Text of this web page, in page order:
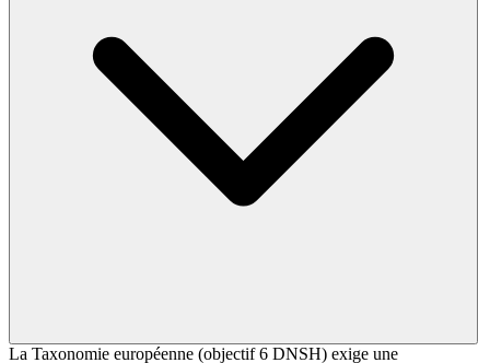
La Taxonomie européenne (objectif 6 DNSH) exige une